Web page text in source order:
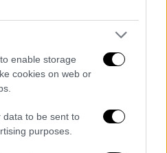
enable storage
cookies on web or
data to be sent to
purposes.